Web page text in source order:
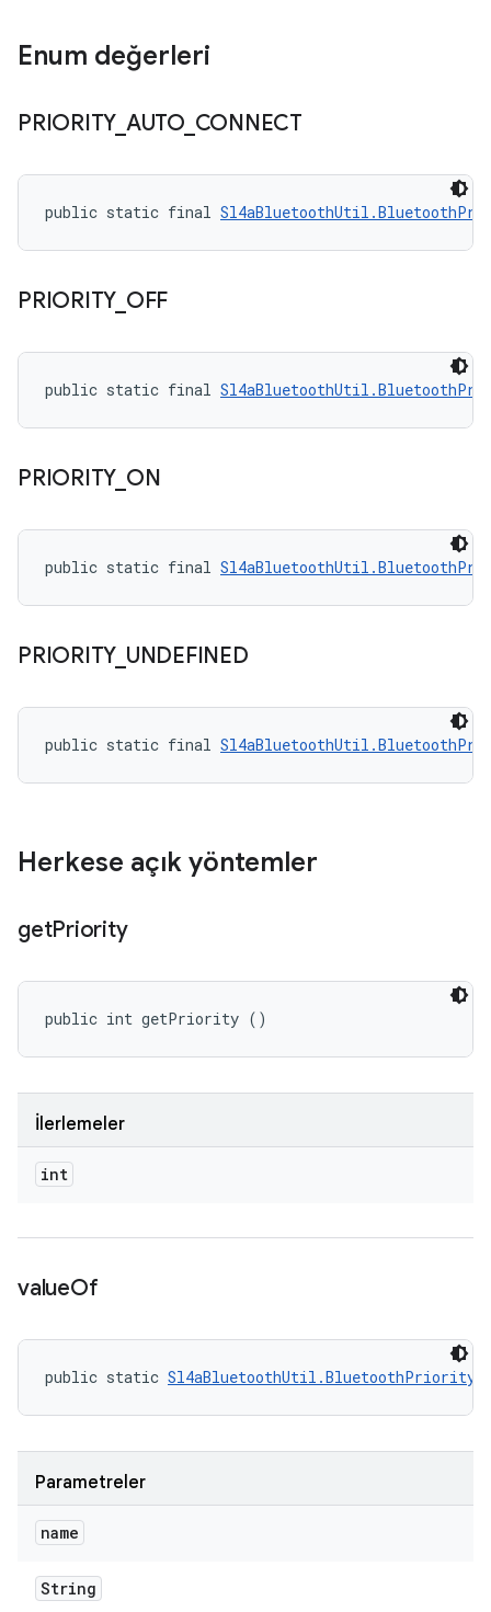
Enum değerleri
PRIORITY_ AUTO_ CONNECT
public static final
PRIORITY_ OFF
public static final
PRIORITY_ ON
public static final
PRIORITY_ UNDEFINED
public static final
Herkese açık yöntemler
getPriority
public int getPriority ()
İlerlemeler
int
valueOf
public static
Parametreler
name
String